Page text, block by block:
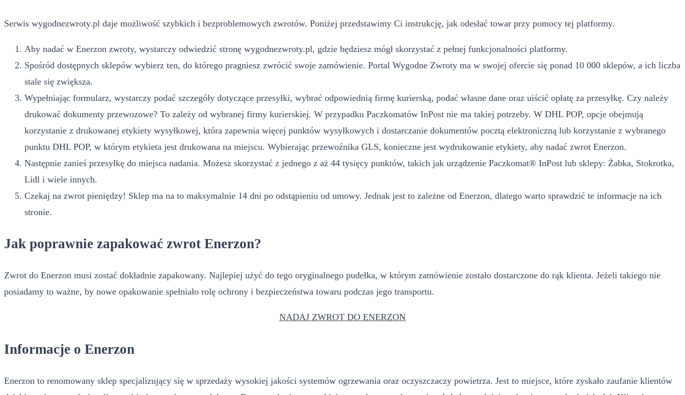
Serwis wygodnezwroty.pl daje możliwość szybkich i bezproblemowych zwrotów. Poniżej przedstawimy Ci instrukcję, jak odesłać towar przy pomocy tej platformy.
Aby nadać w Enerzon zwroty, wystarczy odwiedzić stronę wygodnezwroty.pl, gdzie będziesz mógł skorzystać z pełnej funkcjonalności platformy.
Spośród dostępnych sklepów wybierz ten, do którego pragniesz zwrócić swoje zamówienie. Portal Wygodne Zwroty ma w swojej ofercie się ponad 10 000 sklepów, a ich liczba
stale się zwiększa.
Wypełniając formularz, wystarczy podać szczegóły dotyczące przesyłki, wybrać odpowiednią firmę kurierską, podać własne dane oraz uiścić opłatę za przesyłkę. Czy należy
drukować dokumenty przewozowe? To zależy od wybranej firmy kurierskiej. W przypadku Paczkomatów InPost nie ma takiej potrzeby. W DHL POP, opcje obejmują
korzystanie z drukowanej etykiety wysyłkowej, która zapewnia więcej punktów wysyłkowych i dostarczanie dokumentów pocztą elektroniczną lub korzystanie z wybranego
punktu DHL POP, w którym etykieta jest drukowana na miejscu. Wybierając przewoźnika GLS, konieczne jest wydrukowanie etykiety, aby nadać zwrot Enerzon.
Następnie zanieś przesyłkę do miejsca nadania. Możesz skorzystać z jednego z aż 44 tysięcy punktów, takich jak urządzenie Paczkomat® InPost lub sklepy: Żabka, Stokrotka,
Lidl i wiele innych.
Czekaj na zwrot pieniędzy! Sklep ma na to maksymalnie 14 dni po odstąpieniu od umowy. Jednak jest to zależne od Enerzon, dlatego warto sprawdzić te informacje na ich
stronie.
Jak poprawnie zapakować zwrot Enerzon?
Zwrot do Enerzon musi zostać dokładnie zapakowany. Najlepiej użyć do tego oryginalnego pudełka, w którym zamówienie zostało dostarczone do rąk klienta. Jeżeli takiego nie
posiadamy to ważne, by nowe opakowanie spełniało rolę ochrony i bezpieczeństwa towaru podczas jego transportu.
NADAJ ZWROT DO ENERZON
Informacje o Enerzon
Enerzon to renomowany sklep specjalizujący się w sprzedaży wysokiej jakości systemów ogrzewania oraz oczyszczaczy powietrza. Jest to miejsce, które zyskało zaufanie klientów